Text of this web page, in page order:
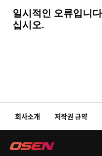
회사소개 저작권 규약